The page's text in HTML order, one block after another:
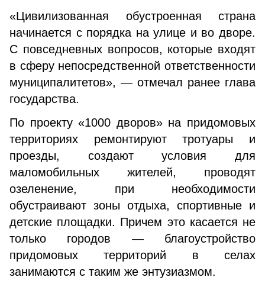
«Цивилизованная обустроенная страна
начинается с порядка на улице и во дворе.
С повседневных вопросов, которые входят
в сферу непосредственной ответственности
муниципалитетов», — отмечал ранее глава
государства.
По проекту «1000 дворов» на придомовых
территориях ремонтируют тротуары и
проезды, создают условия для
маломобильных жителей, проводят
озеленение, при необходимости
обустраивают зоны отдыха, спортивные и
детские площадки. Причем это касается не
только городов — благоустройство
придомовых территорий в селах
занимаются с таким же энтузиазмом.